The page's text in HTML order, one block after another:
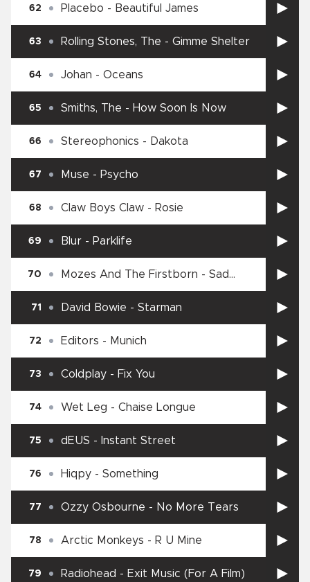
62 Placebo - Beautiful James
63 Rolling Stones, The - Gimme Shelter
64 Johan - Oceans
65 Smiths, The - How Soon Is Now
66 Stereophonics - Dakota
67 Muse - Psycho
68 Claw Boys Claw - Rosie
69 Blur - Parklife
70 Mozes And The Firstborn - Sad
Supermarket Song
71 David Bowie - Starman
72 Editors - Munich
73 Coldplay - Fix You
74 Wet Leg - Chaise Longue
75 dEUS - Instant Street
76 Hiqpy - Something
77 Ozzy Osbourne - No More Tears
78 Arctic Monkeys - R U Mine
79 Radiohead - Exit Music (For A Film)